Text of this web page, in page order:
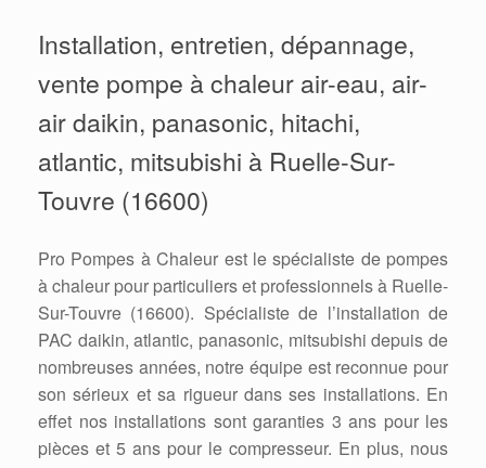
Installation, entretien, dépannage,
vente pompe à chaleur air-eau, air-
air daikin, panasonic, hitachi,
atlantic, mitsubishi à Ruelle-Sur-
Touvre (16600)
Pro Pompes à Chaleur est le spécialiste de pompes
à chaleur pour particuliers et professionnels à Ruelle-
Sur-Touvre (16600). Spécialiste de l’installation de
PAC daikin, atlantic, panasonic, mitsubishi depuis de
nombreuses années, notre équipe est reconnue pour
son sérieux et sa rigueur dans ses installations. En
effet nos installations sont garanties 3 ans pour les
pièces et 5 ans pour le compresseur. En plus, nous